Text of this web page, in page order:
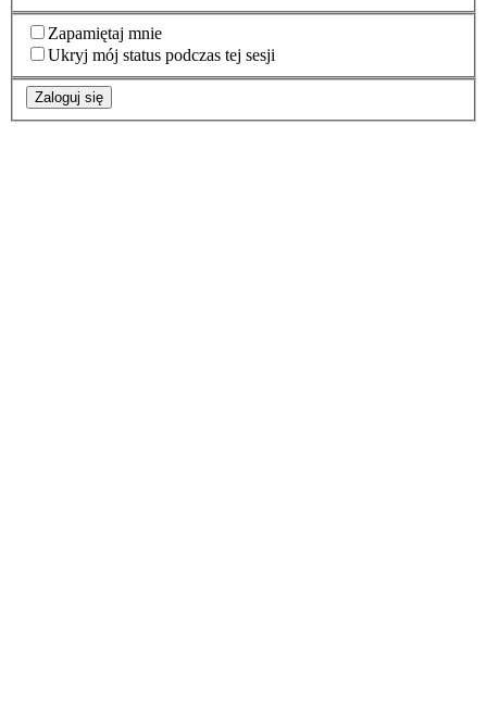
Zapamiętaj mnie
Ukryj mój status podczas tej sesji